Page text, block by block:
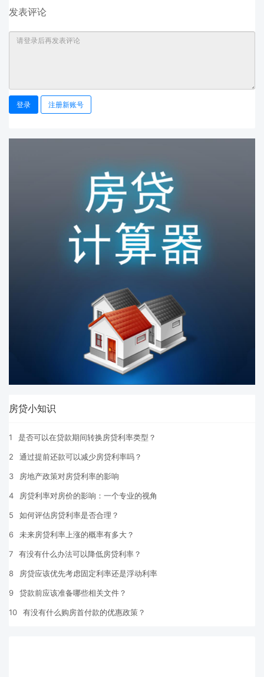
发表评论
登录 注册新账号
房贷小知识
1 是否可以在贷款期间转换房贷利率类型？
2 通过提前还款可以减少房贷利率吗？
3 房地产政策对房贷利率的影响
4 房贷利率对房价的影响：一个专业的视角
5 如何评估房贷利率是否合理？
6 未来房贷利率上涨的概率有多大？
7 有没有什么办法可以降低房贷利率？
8 房贷应该优先考虑固定利率还是浮动利率
9 贷款前应该准备哪些相关文件？
10 有没有什么购房首付款的优惠政策？